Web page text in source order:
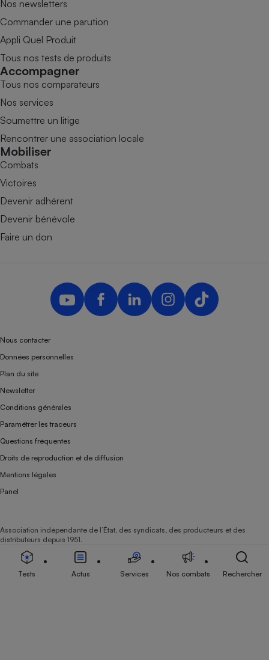
Nos newsletters
Commander une parution
Appli Quel Produit
Tous nos tests de produits
Accompagner
Tous nos comparateurs
Nos services
Soumettre un litige
Rencontrer une association locale
Mobiliser
Combats
Victoires
Devenir adhérent
Devenir bénévole
Faire un don
Nous contacter
Données personnelles
Plan du site
Newsletter
Conditions générales
Paramétrer les traceurs
Questions fréquentes
Droits de reproduction et de diffusion
Mentions légales
Panel
Association indépendante de l’État, des syndicats, des producteurs et des
distributeurs depuis 1951.
Tests Actus Services Nos combats Rechercher